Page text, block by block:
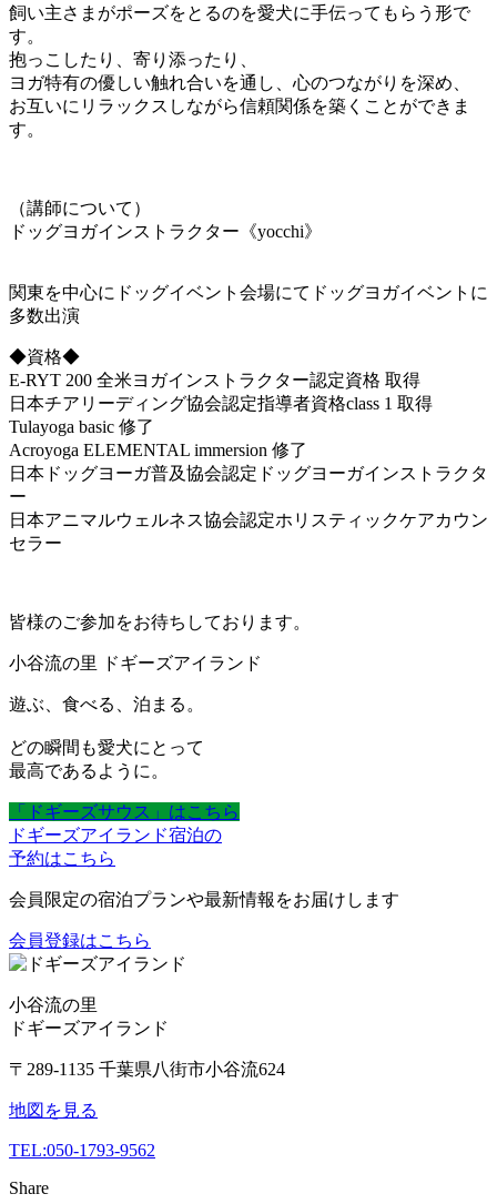
飼い主さまがポーズをとるのを愛犬に手伝ってもらう形で
す。
抱っこしたり、寄り添ったり、
ヨガ特有の優しい触れ合いを通し、心のつながりを深め、
お互いにリラックスしながら信頼関係を築くことができま
す。
（講師について）
ドッグヨガインストラクター《yocchi》
関東を中心にドッグイベント会場にてドッグヨガイベントに
多数出演
◆資格◆
E-RYT 200 全米ヨガインストラクター認定資格 取得
日本チアリーディング協会認定指導者資格class 1 取得
Tulayoga basic 修了
Acroyoga ELEMENTAL immersion 修了
日本ドッグヨーガ普及協会認定ドッグヨーガインストラクタ
ー
日本アニマルウェルネス協会認定ホリスティックケアカウン
セラー
皆様のご参加をお待ちしております。
小谷流の里 ドギーズアイランド
遊ぶ、食べる、泊まる。
どの瞬間も愛犬にとって
最高であるように。
「ドギーズサウス」はこちら
ドギーズアイランド宿泊の
予約はこちら
会員限定の宿泊プランや最新情報をお届けします
会員登録はこちら
小谷流の里
ドギーズアイランド
〒289-1135 千葉県八街市小谷流624
地図を見る
TEL:050-1793-9562
Share